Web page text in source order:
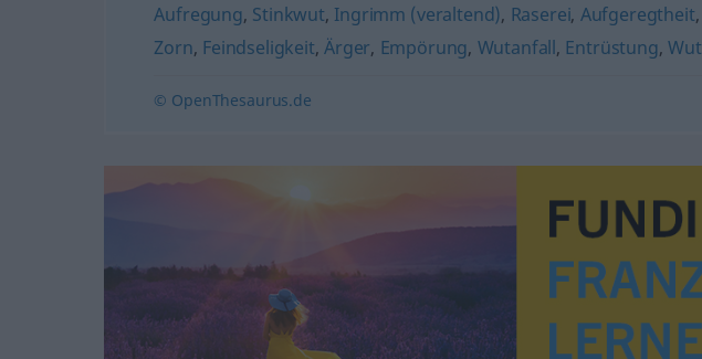
Aufregung, Stinkwut, Ingrimm (veraltend), Raserei, Aufgeregtheit,
Zorn, Feindseligkeit,Ärger, Empörung, Wutanfall, Entrüstung,Wut
© OpenThesaurus.de